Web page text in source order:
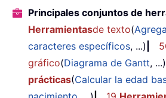
Principales conjuntos de
Herramientasde texto(
caracteres específicos, ...)
gráfico(Diagrama de Gantt, ...)
prácticas(Calcular la edad